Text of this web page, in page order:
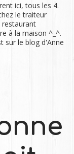
ici, tous les 4.
le traiteur
à la maison ^_^.
sur le blog d'Anne